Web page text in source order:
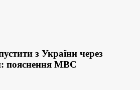
з України через
пояснення МВС